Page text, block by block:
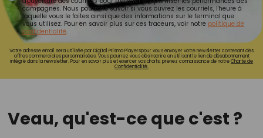
campagnes. Nous pourrons savoir si vous ouvrez les courriels, l'heure à
laquelle vous le faites ainsi que des informations sur le terminal que
vous utilisez. Pour en savoir plus sur ces traceurs, voir notre politique de
confidentialité.
Votre adresse email sera utilisée par Digital Prisma Playerspour vous envoyer votre newsletter contenant des
offres commerciales personnalisées. Vous pourrez vous désinscrire en utilisant le lien de désabonnement
intégré dans la newsletter. Pour en savoir plus et exercer vos droits, prenez connaissance de notreCharte de
Confidentialité.
Veau, qu'est-ce que c'est ?